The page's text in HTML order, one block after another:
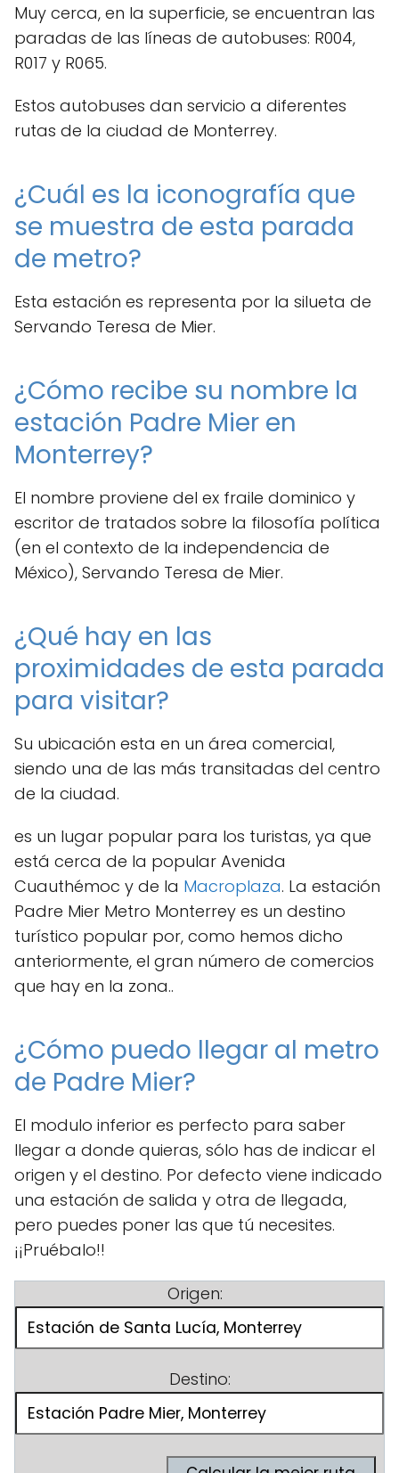
Muy cerca, en la superficie, se encuentran las
paradas de las líneas de autobuses: R004,
R017 y R065.
Estos autobuses dan servicio a diferentes
rutas de la ciudad de Monterrey.
¿Cuál es la iconografía que
se muestra de esta parada
de metro?
Esta estación es representa por la silueta de
Servando Teresa de Mier.
¿Cómo recibe su nombre la
estación Padre Mier en
Monterrey?
El nombre proviene del ex fraile dominico y
escritor de tratados sobre la filosofía política
(en el contexto de la independencia de
México), Servando Teresa de Mier.
¿Qué hay en las
proximidades de esta parada
para visitar?
Su ubicación esta en un área comercial,
siendo una de las más transitadas del centro
de la ciudad.
es un lugar popular para los turistas, ya que
está cerca de la popular Avenida
Cuauthémoc y de la Macroplaza. La estación
Padre Mier Metro Monterrey es un destino
turístico popular por, como hemos dicho
anteriormente, el gran número de comercios
que hay en la zona..
¿Cómo puedo llegar al metro
de Padre Mier?
El modulo inferior es perfecto para saber
llegar a donde quieras, sólo has de indicar el
origen y el destino. Por defecto viene indicado
una estación de salida y otra de llegada,
pero puedes poner las que tú necesites.
¡¡Pruébalo!!
Origen:
Destino: